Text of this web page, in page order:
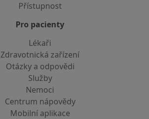
Přístupnost
Pro pacienty
Lékaři
Zdravotnická zařízení
Otázky a odpovědi
Služby
Nemoci
Centrum nápovědy
Mobilní aplikace